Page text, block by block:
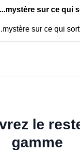
le
gamme